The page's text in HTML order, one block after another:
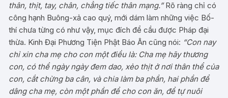
thân, thịt, tay, chân, chẳng tiếc thân mạng.”Rõ ràng chỉ có
công hạnh Buông-xả cao quý, mới dám làm những việc Bố-
thí chưa từng có như vậy, mục đích để cầu được Pháp đại
thừa. Kinh Đại Phương Tiện Phật Báo Ân cũng nói: “Con nay
chỉ xin cha mẹ cho con một điều là: Cha mẹ hãy thương
con, có thể ngày ngày đem dao, xẻo thịt ở nơi thân thể của
con, cắt chừng ba cân, và chia làm ba phần, hai phần để
dâng cha mẹ, còn một phần để cho con ăn, để tự nuôi